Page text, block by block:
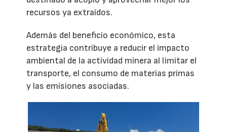
recursos ya extraídos.
Además del beneficio económico, esta
estrategia contribuye a reducir el impacto
ambiental de la actividad minera al limitar el
transporte, el consumo de materias primas
y las emisiones asociadas.